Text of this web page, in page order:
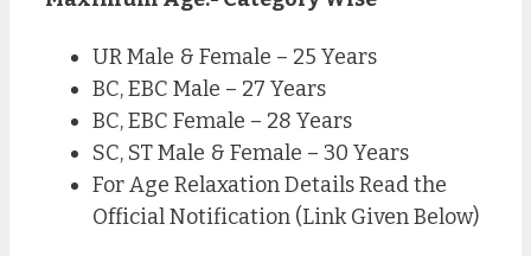
UR Male & Female – 25 Years
BC, EBC Male – 27 Years
BC, EBC Female – 28 Years
SC, ST Male & Female – 30 Years
For Age Relaxation Details Read the
Official Notification (Link Given Below)